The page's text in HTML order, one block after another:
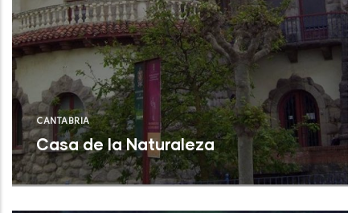
CANTABRIA
Casa de la Naturaleza
Castro Urdiales (Cantabria)